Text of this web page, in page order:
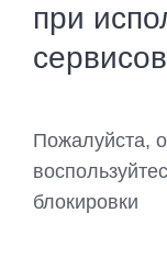
при
сервисов
Пожалуйста,
блокировки